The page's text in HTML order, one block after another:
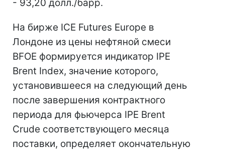
- 93,20 долл./барр.
На бирже ICE Futures Europe в
Лондоне из цены нефтяной смеси
BFOE формируется индикатор IPE
Brent Index, значение которого,
установившееся на следующий день
после завершения контрактного
периода для фьючерса IPE Brent
Crude соответствующего месяца
поставки, определяет окончательную